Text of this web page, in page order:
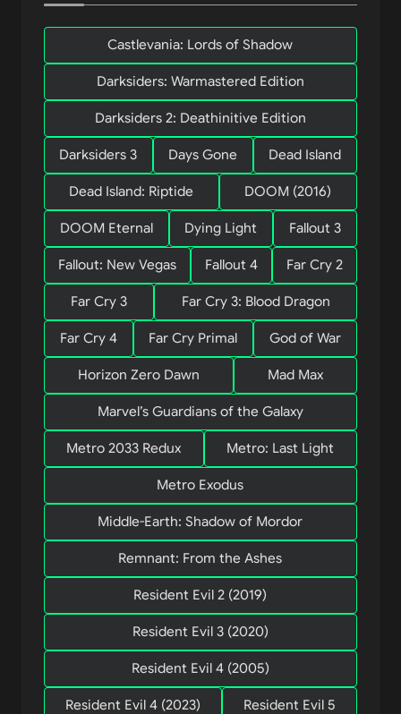
Castlevania: Lords of Shadow
Darksiders: Warmastered Edition
Darksiders 2: Deathinitive Edition
Darksiders 3 Days Gone Dead Island
Dead Island: Riptide DOOM (2016)
DOOM Eternal Dying Light Fallout 3
Fallout: New Vegas Fallout 4 Far Cry 2
Far Cry 3 Far Cry 3: Blood Dragon
Far Cry 4 Far Cry Primal God of War
Horizon Zero Dawn Mad Max
Marvel’s Guardians of the Galaxy
Metro 2033 Redux Metro: Last Light
Metro Exodus
Middle-Earth: Shadow of Mordor
Remnant: From the Ashes
Resident Evil 2 (2019)
Resident Evil 3 (2020)
Resident Evil 4 (2005)
Resident Evil 4 (2023) Resident Evil 5